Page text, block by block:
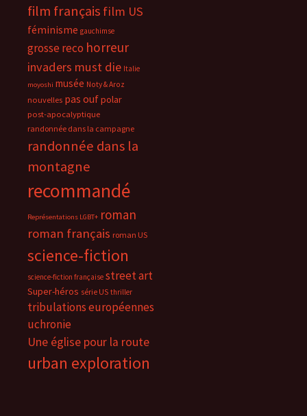
film français film US
féminisme gauchimse
grosse reco horreur
invaders must die Italie
moyoshi musée Noty & Aroz
nouvelles pas oufpolar
post-apocalyptique
randonnée dans la campagne
randonnée dans la
montagne
recommandé
Représentations LGBT+ roman
roman français roman US
science-fiction
science-fiction française street art
Super-héros série US thriller
tribulations européennes
uchronie
Une église pour la route
urban exploration